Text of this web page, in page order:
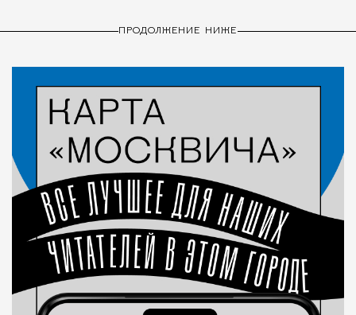
ПРОДОЛЖЕНИЕ НИЖЕ